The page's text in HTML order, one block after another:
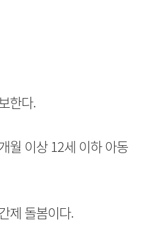
한다.
월 이상 12세 이하 아동
제 돌봄이다.